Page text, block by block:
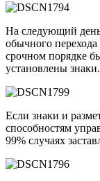
На следующий
обычного
срочном порядке
установлены знаки.
Если знаки и
способностям
99% случаях